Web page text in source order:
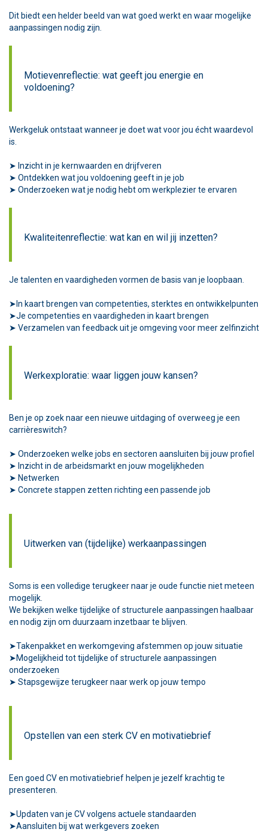
Dit biedt een helder beeld van wat goed werkt en waar mogelijke
aanpassingen nodig zijn.
Motievenreflectie: wat geeft jou energie en
voldoening?
Werkgeluk ontstaat wanneer je doet wat voor jou écht waardevol
is.
➤ Inzicht in je kernwaarden en drijfveren
➤ Ontdekken wat jou voldoening geeft in je job
➤ Onderzoeken wat je nodig hebt om werkplezier te ervaren
Kwaliteitenreflectie: wat kan en wil jij inzetten?
Je talenten en vaardigheden vormen de basis van je loopbaan.
➤In kaart brengen van competenties, sterktes en ontwikkelpunten
➤Je competenties en vaardigheden in kaart brengen
➤ Verzamelen van feedback uit je omgeving voor meer zelfinzicht
Werkexploratie: waar liggen jouw kansen?
Ben je op zoek naar een nieuwe uitdaging of overweeg je een
carrièreswitch?
➤ Onderzoeken welke jobs en sectoren aansluiten bij jouw profiel
➤ Inzicht in de arbeidsmarkt en jouw mogelijkheden
➤ Netwerken
➤ Concrete stappen zetten richting een passende job
Uitwerken van (tijdelijke) werkaanpassingen
Soms is een volledige terugkeer naar je oude functie niet meteen
mogelijk.
We bekijken welke tijdelijke of structurele aanpassingen haalbaar
en nodig zijn om duurzaam inzetbaar te blijven.
➤Takenpakket en werkomgeving afstemmen op jouw situatie
➤Mogelijkheid tot tijdelijke of structurele aanpassingen
onderzoeken
➤ Stapsgewijze terugkeer naar werk op jouw tempo
Opstellen van een sterk CV en motivatiebrief
Een goed CV en motivatiebrief helpen je jezelf krachtig te
presenteren.
➤Updaten van je CV volgens actuele standaarden
➤Aansluiten bij wat werkgevers zoeken